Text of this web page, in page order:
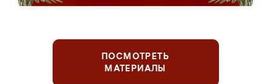
ПОСМОТРЕТЬ
МАТЕРИАЛЫ